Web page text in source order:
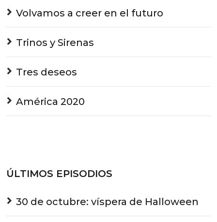
Volvamos a creer en el futuro
Trinos y Sirenas
Tres deseos
América 2020
ÚLTIMOS EPISODIOS
30 de octubre: víspera de Halloween